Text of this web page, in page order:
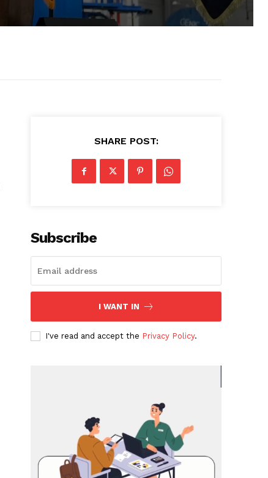
SHARE POST:
Subscribe
I WANT IN
I've read and accept the Privacy Policy.